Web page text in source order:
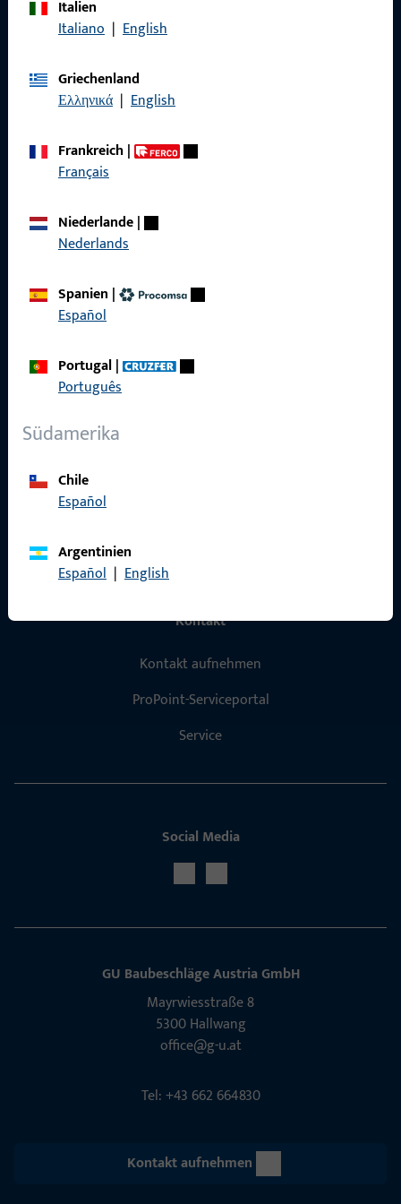
Italien
Italiano | English
Griechenland
Ελληνικά | English
Frankreich|
Français
Niederlande|
Nederlands
Spanien |
Español
Portugal|
Português
Südamerika
Chile
Español
Argentinien
Español | English
Impressum
Produkte
Kontakt
Kontakt aufnehmen
ProPoint-Serviceportal
Service
Social Media
GU Baubeschläge Aus­tria GmbH
Mayrwies­straße 8
5300 Hall­wang
office@g-u.at
Tel: +43 662 664830
Kontakt aufnehmen